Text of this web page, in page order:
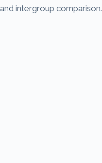
and intergroup comparison.